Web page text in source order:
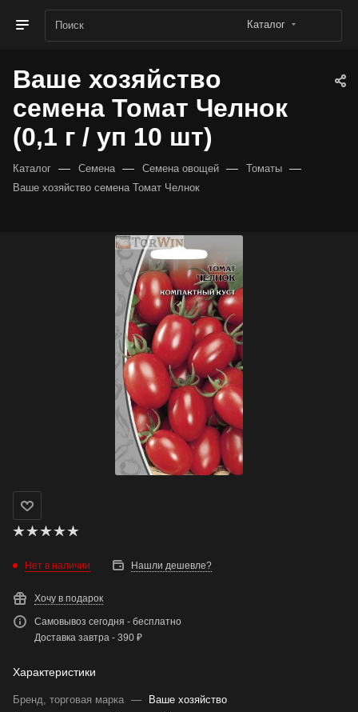
Каталог
Ваше хозяйство
семена Томат Челнок
(0,1 г / уп 10 шт)
Каталог — Семена — Семена овощей — Томаты —
Ваше хозяйство семена Томат Челнок
Нет в наличии Нашли дешевле?
Хочу в подарок
Самовывоз сегодня - бесплатно
Доставка завтра - 390 ₽
Характеристики
Бренд, торговая марка —
Ваше хозяйство